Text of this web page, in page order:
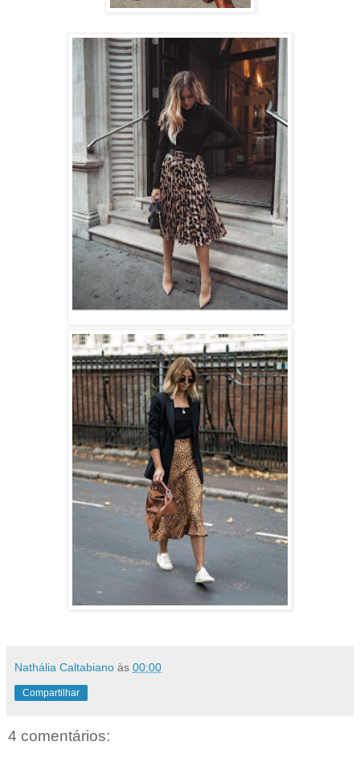
Nathália Caltabiano às 00:00
Compartilhar
4 comentários: